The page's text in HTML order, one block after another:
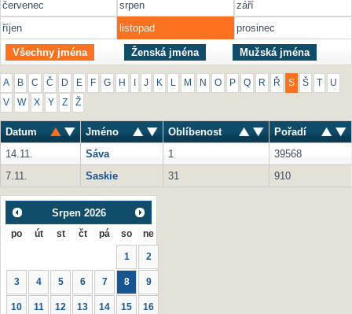
červenec
srpen
září
říjen
listopad prosinec
Všechny jména Ženská jména Mužská jména
A B C Č D E F G H J K M N O P Q R Ř S Š U
V W X Y Z Ž
Datum Jméno Oblíbenost
Pořadí
14.11.
Sáva 1
39568
7.11.
Saskie 31 910
Srpen 2026
po út st čt pá so ne
1 2
3 4 5 6 7 8 9
10 11 12 13 14 15 16